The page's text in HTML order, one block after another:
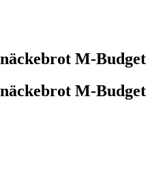
M-Budget
M-Budget